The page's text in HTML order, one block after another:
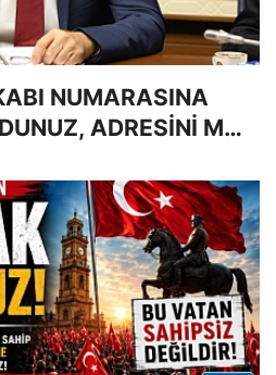
NUMARASINA
ADRESİNİ Mİ